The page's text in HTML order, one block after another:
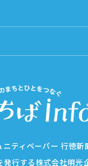
ティペーパー 行徳新
行する株式会社明光